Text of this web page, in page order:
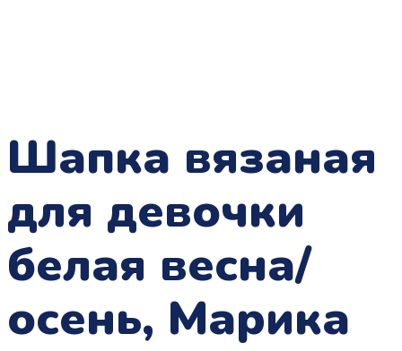
Шапка вязаная
для девочки
белая весна/
осень, Марика